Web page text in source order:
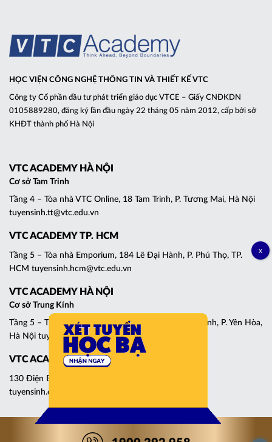
HỌC VIỆN CÔNG NGHỆ THÔNG TIN VÀ THIẾT KẾ VTC
Công ty Cổ phần đầu tư phát triển giáo dục VTCE – Giấy CNĐKDN
0105889280, đăng ký lần đầu ngày 22 tháng 05 năm 2012, cấp bởi sở
KHĐT thành phố Hà Nội
VTC ACADEMY HÀ NỘI
Cơ sở Tam Trinh
Tầng 4 – Tòa nhà VTC Online, 18 Tam Trinh, P. Tương Mai, Hà Nội
tuyensinh.tt@vtc.edu.vn
VTC ACADEMY TP. HCM
Tầng 5 – Tòa nhà Emporium, 184 Lê Đại Hành, P. Phú Thọ, TP.
HCM tuyensinh.hcm@vtc.edu.vn
VTC ACADEMY HÀ NỘI
Cơ sở Trung Kính
Tầng 5 – Tháp C, Tòa nhà Central Point, 219 Trung Kính, P. Yên Hòa,
Hà Nội tuyensinh.cg@vtc.edu.vn
VTC ACADEMY ĐÀ NẴNG
130 Điện Biên Phủ, P. Thanh Khê, Đà Nẵng
tuyensinh.dn@vtc.edu.vn